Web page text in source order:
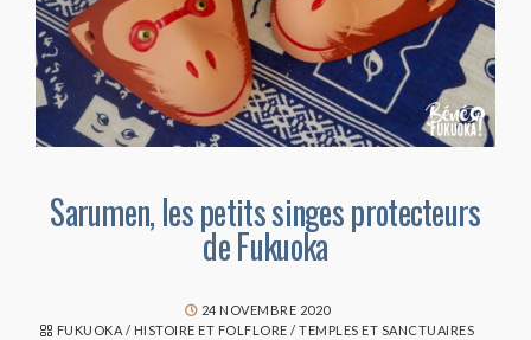
Sarumen, les petits singes protecteurs
de Fukuoka
24 NOVEMBRE 2020
FUKUOKA / HISTOIRE ET FOLFLORE /TEMPLES ET SANCTUAIRES